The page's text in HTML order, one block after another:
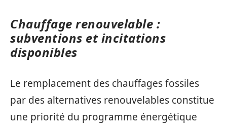
Chauffage renouvelable :
subventions et incitations
disponibles
Le remplacement des chauffages fossiles
par des alternatives renouvelables constitue
une priorité du programme énergétique